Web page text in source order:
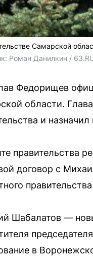
Самарской
Роман Данилкин /
Федорищев
области.
и
правительства
договор с
Шабалатов —
в